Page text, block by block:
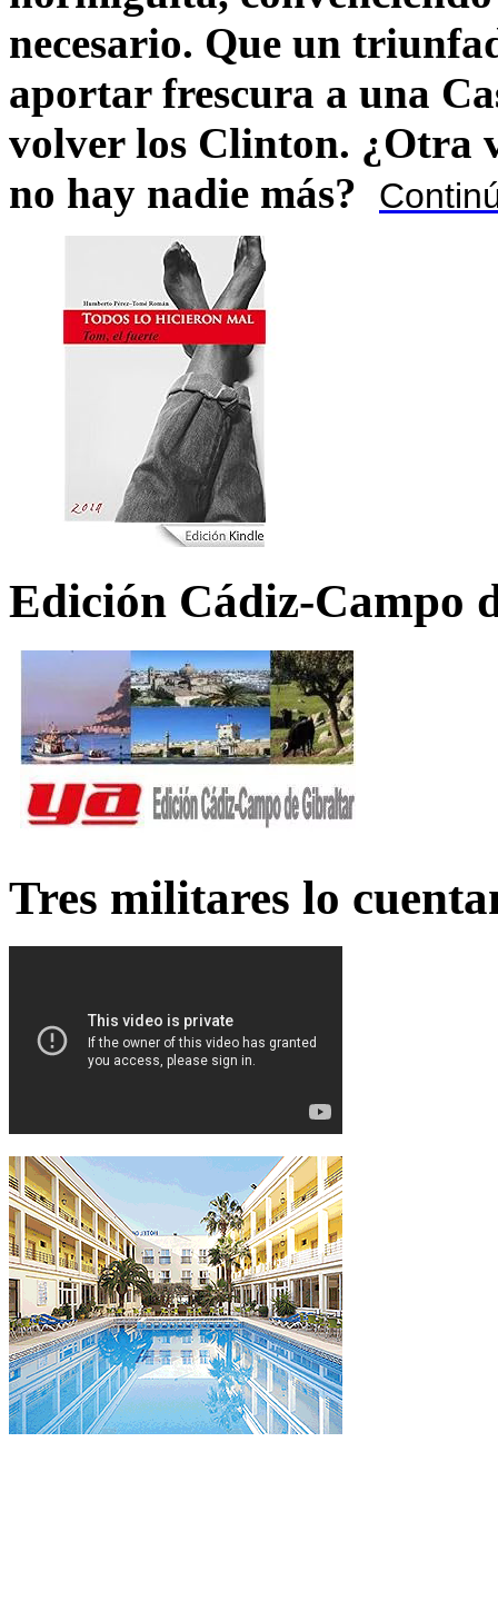
necesario. Que un
aportar frescura a una
volver los Clinton. ¿Otra
no hay nadie más?
Edición Cádiz-Campo
Tres militares lo